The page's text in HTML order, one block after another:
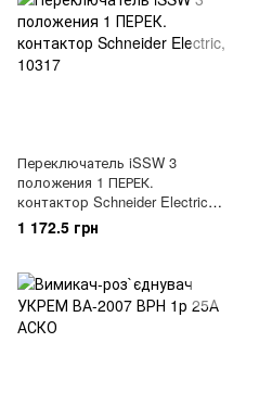
Переключатель iSSW 3
положения 1 ПЕРЕК.
контактор Schneider Electric,
10317
1 172.5 грн